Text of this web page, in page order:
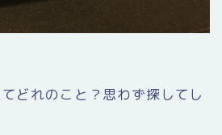
どれのこと？思わず探してし